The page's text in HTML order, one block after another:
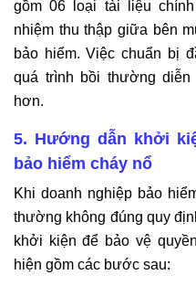
gồm 06 loại tài liệu
nhiệm thu thập giữa bên
bảo hiểm. Việc chuẩn bị
quá trình bồi thường
hơn.
5. Hướng dẫn khởi
bảo hiểm cháy nổ
Khi doanh nghiệp bảo
thường không đúng quy
khởi kiện để bảo vệ
hiện gồm các bước sau: